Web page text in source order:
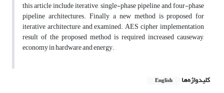
this article include iterative, single-phase pipeline and four-phase
pipeline architectures. Finally, a new method is proposed for
iterative architecture and examined. AES cipher implementation
result of the proposed method is required increased causeway,
economy in hardware and energy.
کلیدواژه‌ها English